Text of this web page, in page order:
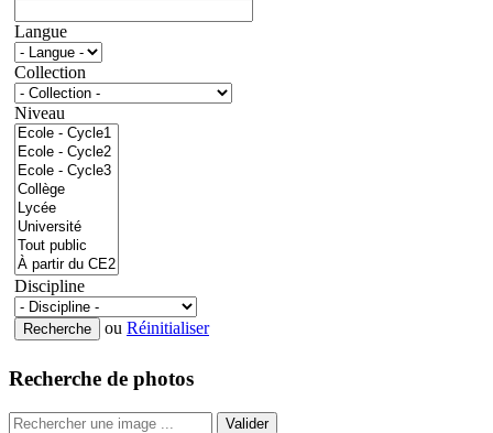
Langue
Collection
Niveau
Discipline
ou Réinitialiser
Recherche de photos
Valider